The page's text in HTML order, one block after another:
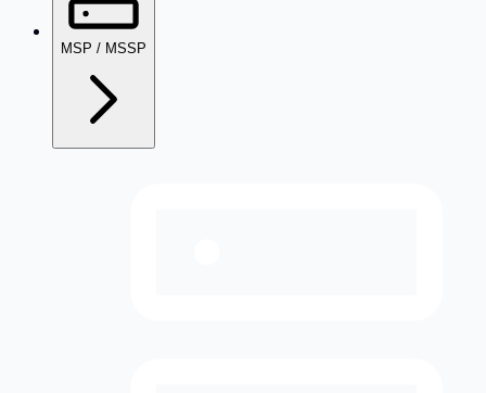
MSP / MSSP